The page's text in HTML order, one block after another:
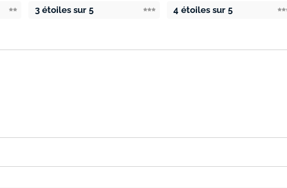
3 étoiles sur 5 4 étoiles sur 5